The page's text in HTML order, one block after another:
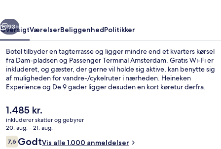
Næste
93+
OversigtVærelserBeliggenhedPolitikker
Botel tilbyder en tagterrasse og ligger mindre end et kvarters kørsel
fra Dam-pladsen og Passenger Terminal Amsterdam. Gratis Wi-Fi er
inkluderet, og gæster, der gerne vil holde sig aktive, kan benytte sig
af muligheden for vandre-/cykelruter i nærheden. Heineken
Experience og De 9 gader ligger desuden en kort køretur derfra.
Den
nuværende
pris
er
1.485 kr.
1.485 kr.
inkluderer skatter og gebyrer
20. aug. - 21. aug.
Anmeldelser
7,67,6 ud af 10.
GodtVis alle 1.000 anmeldelser